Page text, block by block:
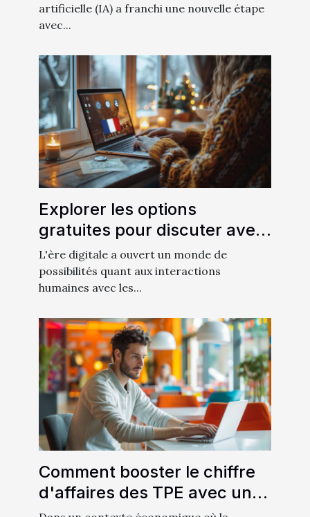
artificielle (IA) a franchi une nouvelle étape
avec...
Explorer les options
gratuites pour discuter avec
des intelligences artificielles
en français
L'ère digitale a ouvert un monde de
possibilités quant aux interactions
humaines avec les...
Comment booster le chiffre
d'affaires des TPE avec un